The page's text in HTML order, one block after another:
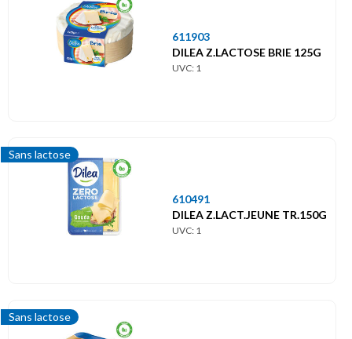
611903
DILEA Z.LACTOSE BRIE 125G
UVC: 1
Sans lactose
610491
DILEA Z.LACT.JEUNE TR.150G
UVC: 1
Sans lactose